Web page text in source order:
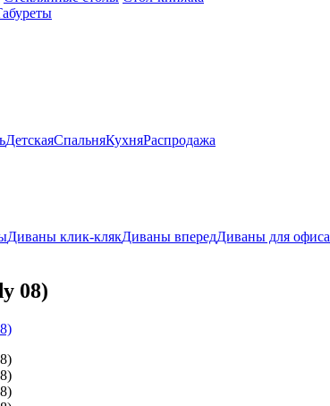
ДетскаяСпальняКухняРаспродажа
Диваны клик-клякДиваны впередДиваны для офиса
08)